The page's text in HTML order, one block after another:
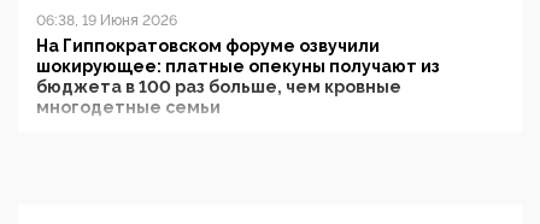
06:38, 19 Июня 2026
На Гиппократовском форуме озвучили
шокирующее: платные опекуны получают из
бюджета в 100 раз больше, чем кровные
многодетные семьи